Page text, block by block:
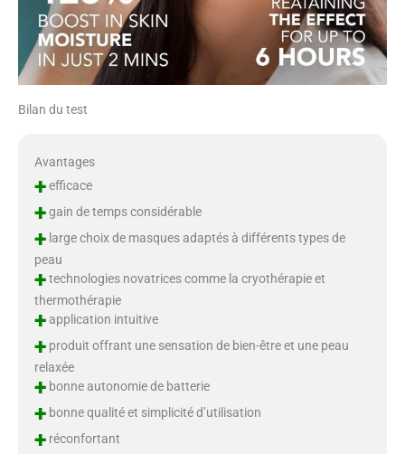
Bilan du test
Avantages
+efficace
+gain de temps considérable
+large choix de masques adaptés à différents types de
peau
+technologies novatrices comme la cryothérapie et
thermothérapie
+application intuitive
+produit offrant une sensation de bien-être et une peau
relaxée
+bonne autonomie de batterie
+bonne qualité et simplicité d’utilisation
+réconfortant